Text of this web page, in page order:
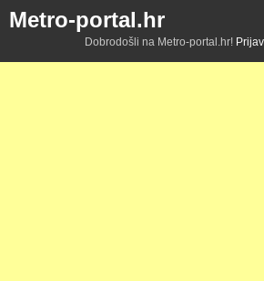
Metro-portal.hr
Dobrodošli na Metro-portal.hr!